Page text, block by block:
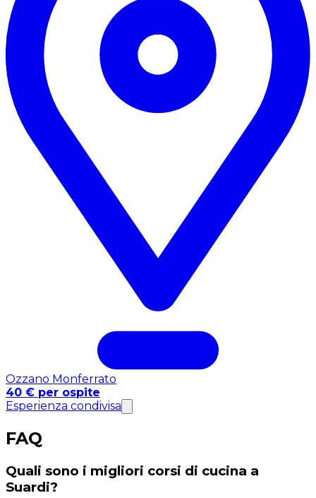
Ozzano Monferrato
40 € per ospite
Esperienza condivisa
FAQ
Quali sono i migliori corsi di cucina a
Suardi?